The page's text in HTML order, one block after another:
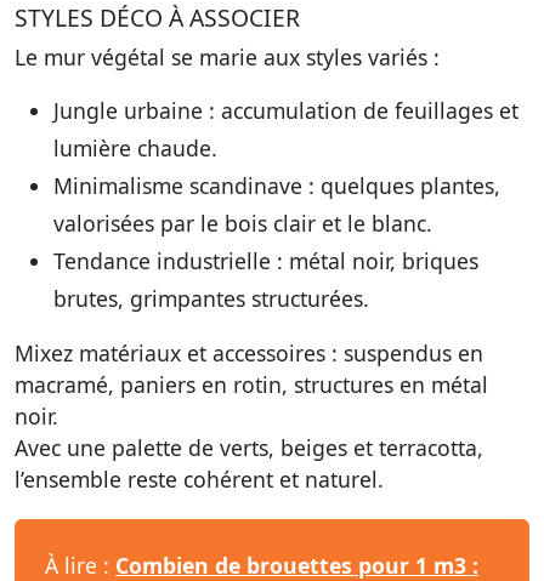
STYLES DÉCO À ASSOCIER
Le mur végétal se marie aux styles variés :
Jungle urbaine : accumulation de feuillages et
lumière chaude.
Minimalisme scandinave : quelques plantes,
valorisées par le bois clair et le blanc.
Tendance industrielle : métal noir, briques
brutes, grimpantes structurées.
Mixez matériaux et accessoires : suspendus en
macramé, paniers en rotin, structures en métal
noir.
Avec une palette de verts, beiges et terracotta,
l’ensemble reste cohérent et naturel.
À lire : Combien de brouettes pour 1 m3 :